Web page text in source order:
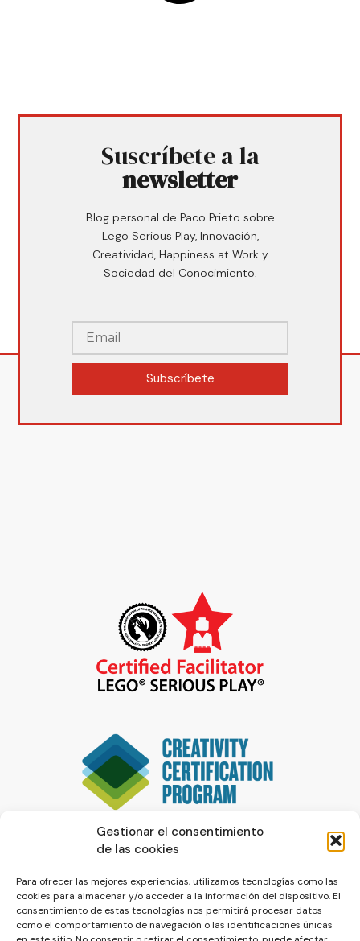
Gestionar el consentimiento
de las cookies
Para ofrecer las mejores experiencias, utilizamos tecnologías como las
cookies para almacenar y/o acceder a la información del dispositivo. El
consentimiento de estas tecnologías nos permitirá procesar datos
como el comportamiento de navegación o las identificaciones únicas
Suscríbete a la
newsletter
Blog personal de Paco Prieto sobre
Lego Serious Play, Innovación,
Creatividad, Happiness at Work y
Sociedad del Conocimiento.
Subscríbete